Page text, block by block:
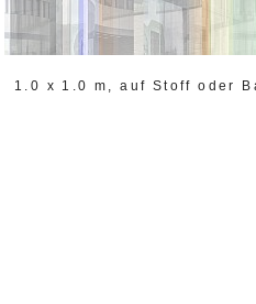
1.0 x 1.0 m, auf Stoff oder